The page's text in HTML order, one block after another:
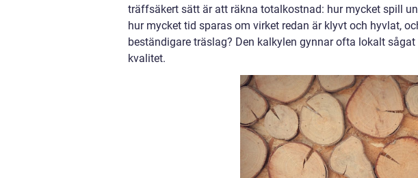
träffsäkert sätt är att räkna totalkostnad: hur mycket spill
hur mycket tid sparas om virket redan är klyvt och hyvlat,
beständigare träslag? Den kalkylen gynnar ofta lokalt
kvalitet.